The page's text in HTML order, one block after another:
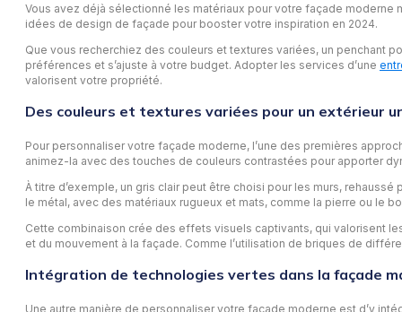
Vous avez déjà sélectionné les matériaux pour votre façade
idées de design de façade pour booster votre inspiration en 2024.
Que vous recherchiez des couleurs et textures variées, un penchant
préférences et s’ajuste à votre budget. Adopter les services d’une
valorisent votre propriété.
Des couleurs et textures variées pour un extérieur
Pour personnaliser votre façade moderne, l’une des premières
animez-la avec des touches de couleurs contrastées pour apporter
À titre d’exemple, un gris clair peut être choisi pour les murs,
le métal, avec des matériaux rugueux et mats, comme la pierre ou le
Cette combinaison crée des effets visuels captivants, qui valorisent
et du mouvement à la façade. Comme l’utilisation de briques de
Intégration de technologies vertes dans la façade
Une autre manière de personnaliser votre façade moderne est d’y